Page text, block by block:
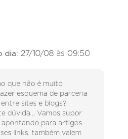
dia: 27/10/08 às 09:50
que não é muito
esquema de parceria
sites e blogs?
dúvida… Vamos supor
para artigos
links, também valem